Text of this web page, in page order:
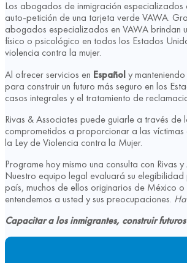
Los abogados de inmigración
auto-petición de una tarjeta verde VAWA.
abogados especializados en VAWA brindan
físico o psicológico en todos los Estados
violencia contra la mujer.
Al ofrecer servicios en Españoly
para construir un futuro más seguro en los
casos integrales y el tratamiento de
Rivas & Associates puede guiarle a través
comprometidos a proporcionar a las
la Ley de Violencia contra la Mujer.
Programe hoy mismo una consulta con Rivas
Nuestro equipo legal evaluará su
país, muchos de ellos originarios de México
entendemos a usted y sus preocupaciones.
Capacitar a los inmigrantes, construir futuros